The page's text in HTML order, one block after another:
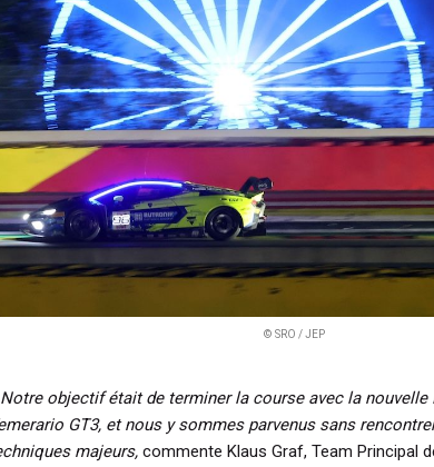
© SRO / JEP
Notre objectif était de terminer la course avec la nouvelle
GT3, et nous y sommes parvenus sans
majeurs, commente Klaus Graf, Team Principal